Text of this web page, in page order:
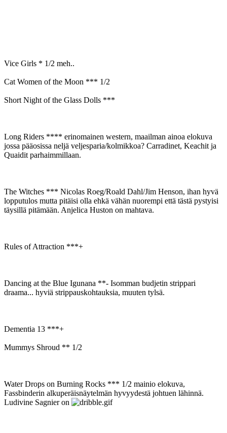
Vice Girls * 1/2 meh..
Cat Women of the Moon *** 1/2
Short Night of the Glass Dolls ***
Long Riders **** erinomainen western, maailman ainoa elokuva
jossa pääosissa neljä veljesparia/kolmikkoa? Carradinet, Keachit ja
Quaidit parhaimmillaan.
The Witches *** Nicolas Roeg/Roald Dahl/Jim Henson, ihan hyvä
lopputulos mutta pitäisi olla ehkä vähän nuorempi että tästä pystyisi
täysillä pitämään. Anjelica Huston on mahtava.
Rules of Attraction ***+
Dancing at the Blue Igunana **- Isomman budjetin strippari
draama... hyviä strippauskohtauksia, muuten tylsä.
Dementia 13 ***+
Mummys Shroud ** 1/2
Water Drops on Burning Rocks *** 1/2 mainio elokuva,
Fassbinderin alkuperäisnäytelmän hyvyydestä johtuen lähinnä.
Ludivine Sagnier on